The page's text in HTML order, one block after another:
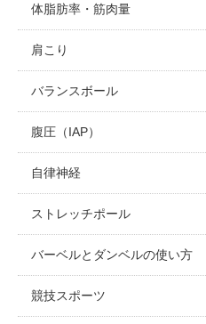
体脂肪率・筋肉量
肩こり
バランスボール
腹圧（IAP）
自律神経
ストレッチポール
バーベルとダンベルの使い方
競技スポーツ